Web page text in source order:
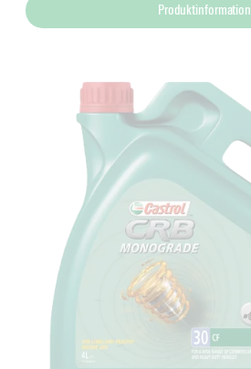
Produktinformation